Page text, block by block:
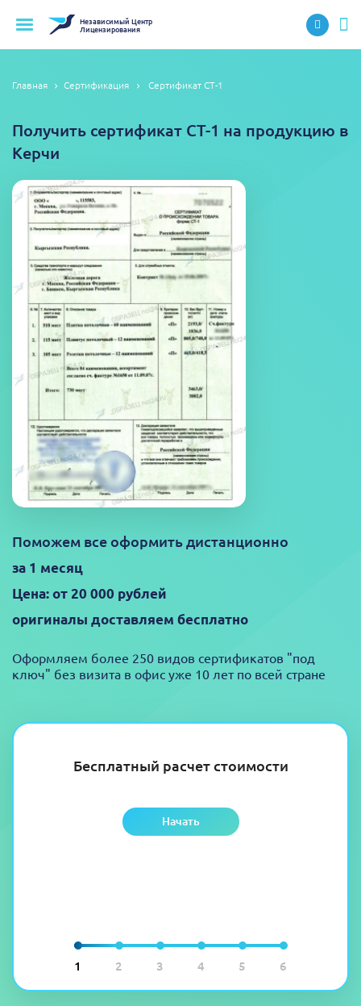
НезависимыйЦентр
Лицензирования
Главная Сертификация Сертификат СТ-1
1 2 3 4 5 6
Бесплатный расчет стоимости
Начать
Получить сертификат СТ-1 на продукцию в
Керчи
Поможем все оформить дистанционно
за 1 месяц
Цена: от 20 000 рублей
оригиналы доставляем бесплатно
Оформляем более 250 видов сертификатов "под
ключ" без визита в офис уже 10 лет по всей стране